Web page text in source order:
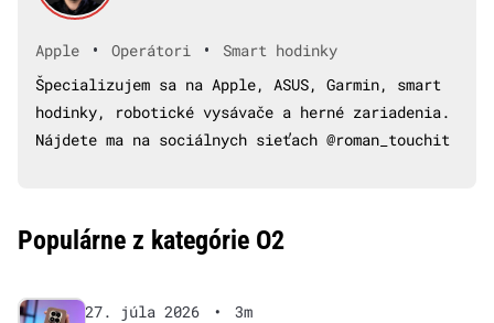
Apple • Operátori •
Smart hodinky
Špecializujem sa na Apple, ASUS, Garmin, smart
hodinky, robotické vysávače a herné zariadenia.
Nájdete ma na sociálnych sieťach @roman_touchit
Populárne z kategórie O2
27. júla 2026 •
3m